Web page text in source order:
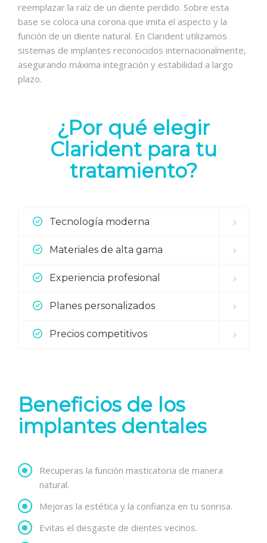
reemplazar la raíz de un diente perdido. Sobre esta
base se coloca una corona que imita el aspecto y la
función de un diente natural. En Clarident utilizamos
sistemas de implantes reconocidos internacionalmente,
asegurando máxima integración y estabilidad a largo
plazo.
¿Por qué elegir
Clarident para tu
tratamiento?
Tecnología moderna
Materiales de alta gama
Experiencia profesional
Planes personalizados
Precios competitivos
Beneficios de los
implantes dentales
Recuperas la función masticatoria de manera
natural.
Mejoras la estética y la confianza en tu sonrisa.
Evitas el desgaste de dientes vecinos.